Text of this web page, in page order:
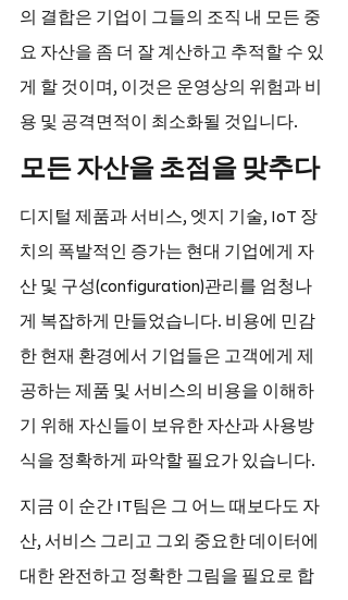
의 결합은 기업이 그들의 조직 내 모든 중
요 자산을 좀 더 잘 계산하고 추적할 수 있
게 할 것이며, 이것은 운영상의 위험과 비
용 및 공격면적이 최소화될 것입니다.
모든 자산을 초점을 맞추다
디지털 제품과 서비스, 엣지 기술, IoT 장
치의 폭발적인 증가는 현대 기업에게 자
산 및 구성(configuration)관리를 엄청나
게 복잡하게 만들었습니다. 비용에 민감
한 현재 환경에서 기업들은 고객에게 제
공하는 제품 및 서비스의 비용을 이해하
기 위해 자신들이 보유한 자산과 사용방
식을 정확하게 파악할 필요가 있습니다.
지금 이 순간 IT팀은 그 어느 때보다도 자
산, 서비스 그리고 그외 중요한 데이터에
대한 완전하고 정확한 그림을 필요로 합